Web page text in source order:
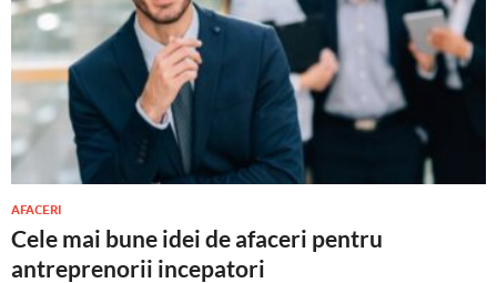
AFACERI
Cele mai bune idei de afaceri pentru
antreprenorii incepatori